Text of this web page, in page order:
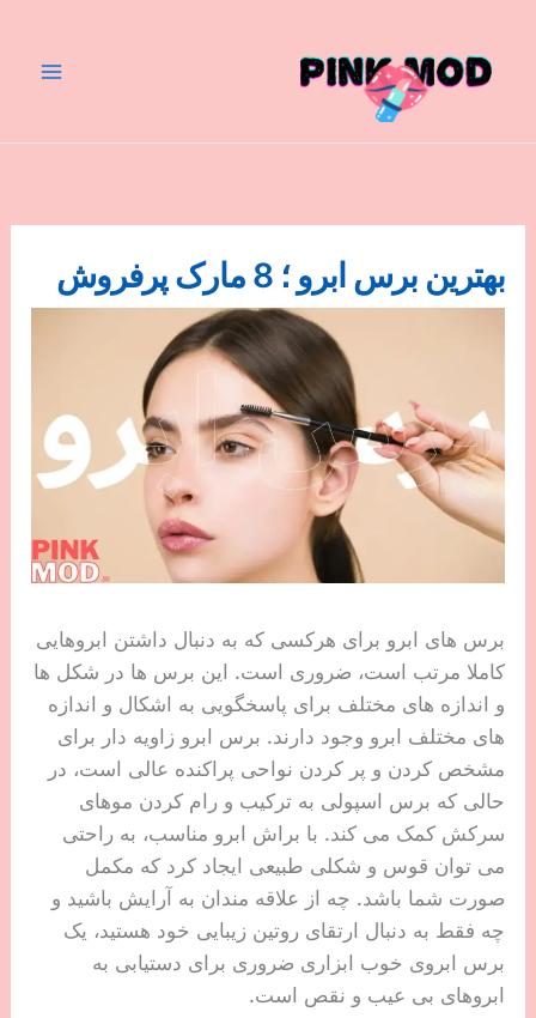
محتوا
بهترین برس ابرو ؛ 8 مارک پرفروش
برس های ابرو برای هرکسی که به دنبال داشتن ابروهایی
کاملا مرتب است، ضروری است. این برس ها در شکل ها
و اندازه های مختلف برای پاسخگویی به اشکال و اندازه
های مختلف ابرو وجود دارند. برس ابرو زاویه دار برای
مشخص کردن و پر کردن نواحی پراکنده عالی است، در
حالی که برس اسپولی به ترکیب و رام کردن موهای
سرکش کمک می کند. با براش ابرو مناسب، به راحتی
می توان قوس و شکلی طبیعی ایجاد کرد که مکمل
صورت شما باشد. چه از علاقه مندان به آرایش باشید و
چه فقط به دنبال ارتقای روتین زیبایی خود هستید، یک
برس ابروی خوب ابزاری ضروری برای دستیابی به
ابروهای بی عیب و نقص است.